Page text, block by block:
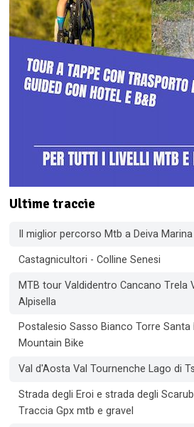
Ultime traccie
Il miglior percorso Mtb a Deiva
Castagnicultori - Colline Senesi
MTB tour Valdidentro Cancano Trela
Alpisella
Postalesio Sasso Bianco Torre
Mountain Bike
Val d'Aosta Val Tournenche Lago di
Strada degli Eroi e strada degli
Traccia Gpx mtb e gravel